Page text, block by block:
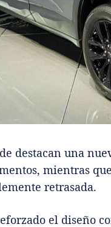
destacan una
mientras
retrasada.
el diseño